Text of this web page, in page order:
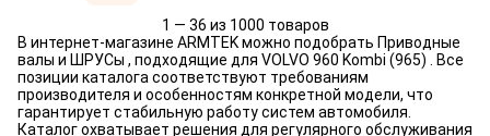
1 — 36 из 1000 товаров
В интернет-магазине ARMTEK можно подобрать Приводные
валы и ШРУСы , подходящие для VOLVO 960 Kombi (965) . Все
позиции каталога соответствуют требованиям
производителя и особенностям конкретной модели, что
гарантирует стабильную работу систем автомобиля.
Каталог охватывает решения для регулярного обслуживания